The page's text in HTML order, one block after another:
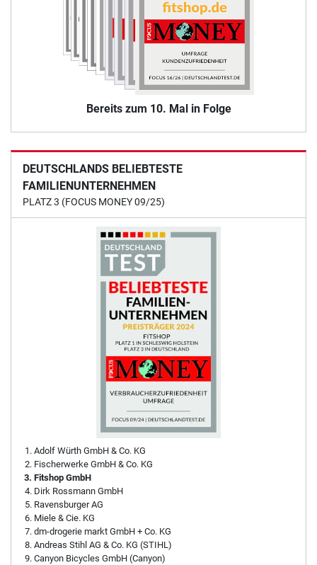
Bereits zum 10. Mal in Folge
DEUTSCHLANDS BELIEBTESTE
FAMILIENUNTERNEHMEN
PLATZ 3 (FOCUS MONEY 09/25)
Adolf Würth GmbH & Co. KG
Fischerwerke GmbH & Co. KG
Fitshop GmbH
Dirk Rossmann GmbH
Ravensburger AG
Miele & Cie. KG
dm-drogerie markt GmbH + Co. KG
Andreas Stihl AG & Co. KG (STIHL)
Canyon Bicycles GmbH (Canyon)